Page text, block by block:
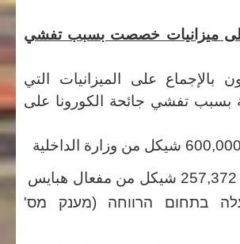
على ميزانيات خصصت بسبب تفشي
بالإجماع على الميزانيات التي
بسبب تفشي جائحة الكورونا على
شيكل من مفعال هبايس
בתחום הרווחה (מענק מס'